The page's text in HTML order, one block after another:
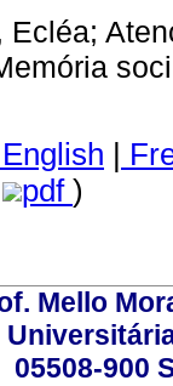
Ecléa;
|
pdf )
Mello
05508-900